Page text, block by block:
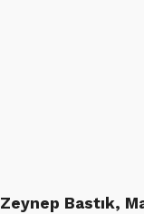
Zeynep Bastık,